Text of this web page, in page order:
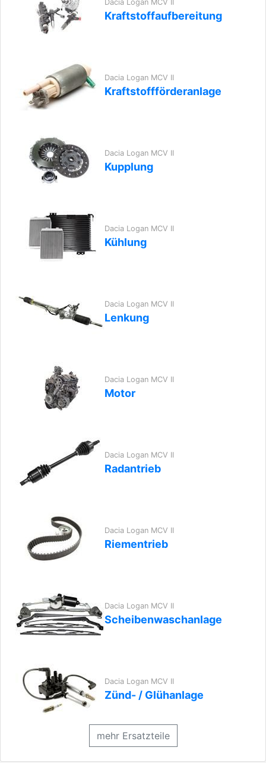
Dacia Logan MCV II
Kraftstoffaufbereitung
Dacia Logan MCV II
Kraftstoffförderanlage
Dacia Logan MCV II
Kupplung
Dacia Logan MCV II
Kühlung
Dacia Logan MCV II
Lenkung
Dacia Logan MCV II
Motor
Dacia Logan MCV II
Radantrieb
Dacia Logan MCV II
Riementrieb
Dacia Logan MCV II
Scheibenwaschanlage
Dacia Logan MCV II
Zünd- / Glühanlage
mehr Ersatzteile